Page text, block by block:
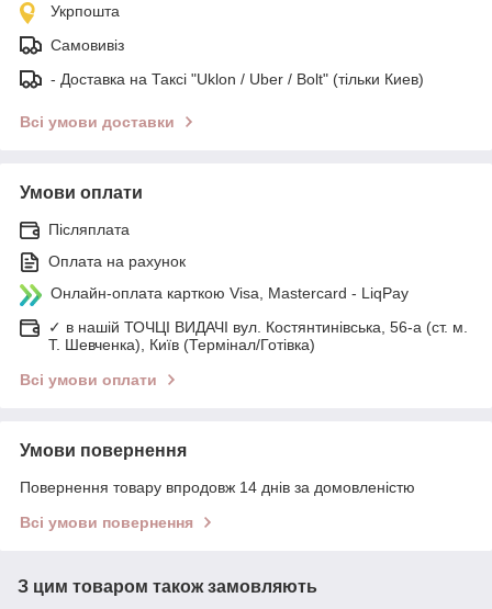
Укрпошта
Самовивіз
- Доставка на Таксі "Uklon / Uber / Bolt" (тільки Киев)
Всі умови доставки
Умови оплати
Післяплата
Оплата на рахунок
Онлайн-оплата карткою Visa, Mastercard - LiqPay
✓ в нашій ТОЧЦІ ВИДАЧІ вул. Костянтинівська, 56-а (ст. м.
Т. Шевченка), Київ (Термінал/Готівка)
Всі умови оплати
Умови повернення
Повернення товару впродовж 14 днів за домовленістю
Всі умови повернення
З цим товаром також замовляють